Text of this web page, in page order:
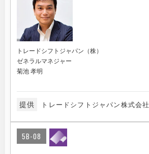
トレードシフトジャパン（株）
ゼネラルマネジャー
菊池 孝明
提供 トレードシフトジャパン株式会社
5B-08